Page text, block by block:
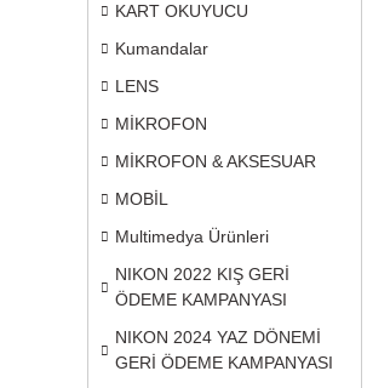
KART OKUYUCU
Kumandalar
LENS
MİKROFON
MİKROFON & AKSESUAR
MOBİL
Multimedya Ürünleri
NIKON 2022 KIŞ GERİ
ÖDEME KAMPANYASI
NIKON 2024 YAZ DÖNEMİ
GERİ ÖDEME KAMPANYASI